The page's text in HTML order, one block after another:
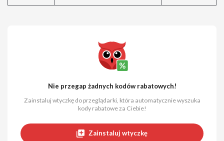
Nie przegap żadnych kodów rabatowych!
Zainstaluj wtyczkę do przeglądarki, która automatycznie wyszuka
kody rabatowe za Ciebie!
Zainstaluj wtyczkę